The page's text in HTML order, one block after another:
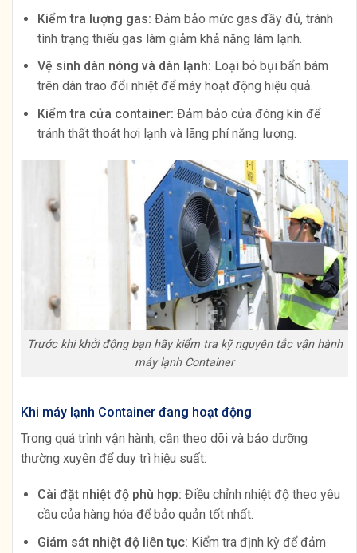
Kiểm tra lượng gas: Đảm bảo mức gas đầy đủ, tránh
tình trạng thiếu gas làm giảm khả năng làm lạnh.
Vệ sinh dàn nóng và dàn lạnh: Loại bỏ bụi bẩn bám
trên dàn trao đổi nhiệt để máy hoạt động hiệu quả.
Kiểm tra cửa container: Đảm bảo cửa đóng kín để
tránh thất thoát hơi lạnh và lãng phí năng lượng.
Trước khi khởi động bạn hãy kiểm tra kỹ nguyên tắc vận hành
máy lạnh Container
Khi máy lạnh Container đang hoạt động
Trong quá trình vận hành, cần theo dõi và bảo dưỡng
thường xuyên để duy trì hiệu suất:
Cài đặt nhiệt độ phù hợp: Điều chỉnh nhiệt độ theo yêu
cầu của hàng hóa để bảo quản tốt nhất.
Giám sát nhiệt độ liên tục: Kiểm tra định kỳ để đảm